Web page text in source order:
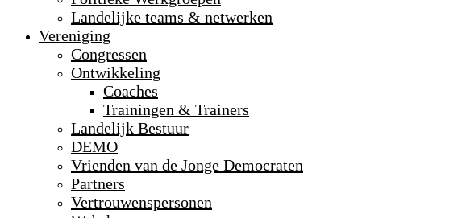
Landelijke teams & netwerken
Vereniging
Congressen
Ontwikkeling
Coaches
Trainingen & Trainers
Landelijk Bestuur
DEMO
Vrienden van de Jonge Democraten
Partners
Vertrouwenspersonen